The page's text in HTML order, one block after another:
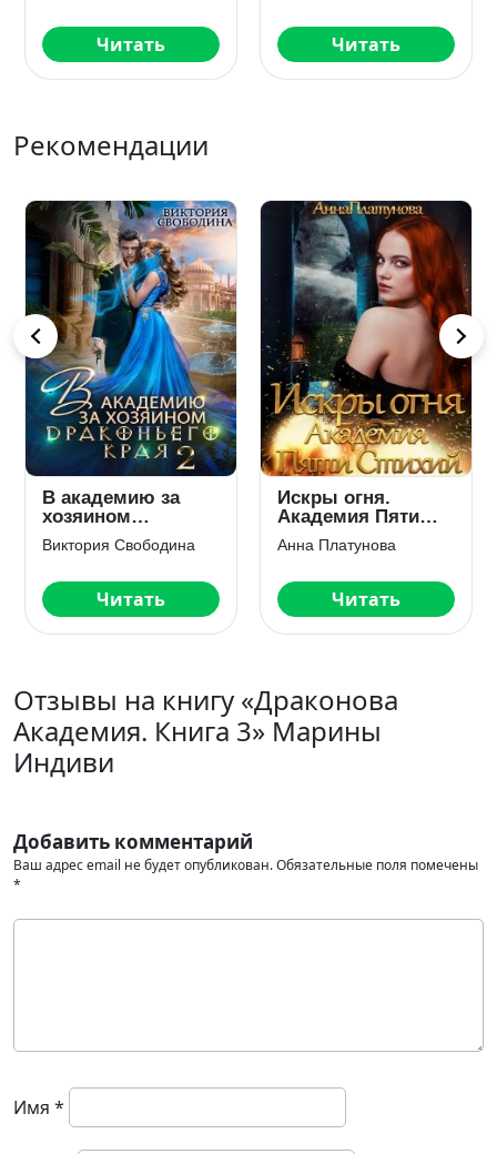
Читать Читать
Рекомендации
В академию за
хозяином
Драконьего Края.
Кто потерял
Виктория Свободина
Читать
Искры огня.
Академия Пяти
Стихий
Анна Платунова
Читать
Отзывы на книгу «Драконова
Академия. Книга 3» Марины
Индиви
Добавить комментарий
Ваш адрес email не будет опубликован.Обязательные поля помечены
*
Имя *